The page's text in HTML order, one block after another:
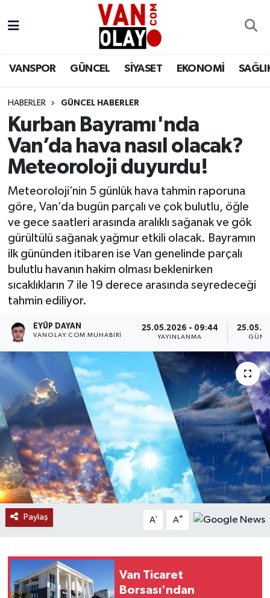
VANSPOR GÜNCEL SİYASET EKONOMİ
HABERLER GÜNCEL HABERLER
Kurban Bayramı'nda
Van’da hava nasıl olacak?
Meteoroloji duyurdu!
Meteoroloji’nin 5 günlük hava tahmin raporuna
göre, Van’da bugün parçalı ve çok bulutlu, öğle
ve gece saatleri arasında aralıklı sağanak ve gök
gürültülü sağanak yağmur etkili olacak. Bayramın
ilk gününden itibaren ise Van genelinde parçalı
bulutlu havanın hakim olması beklenirken
sıcaklıkların 7 ile 19 derece arasında seyredeceği
tahmin ediliyor.
EYÜP DAYAN
VANOLAY.COM MUHABIRI
25.05.2026 - 09:44
YAYINLANMA
Paylaş A- A+
Van Ticaret
Borsası'ndan
Siyaset
Ekonomi
Sağlık
Eğitim
Dünya
RESMİ İLANLAR
Van Nöbetçi Eczaneler
Van Namaz Vakitleri
Van Trafik Yoğunluk Haritası
Süper Lig Puan Durumu ve Fikstür
Tüm Manşetler
Haber Arşivi